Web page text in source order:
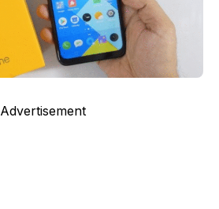
Advertisement